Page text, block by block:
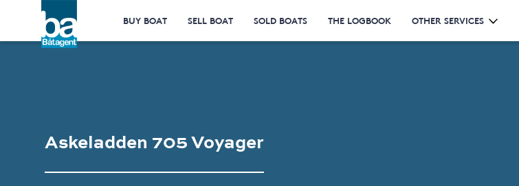
BUY BOAT SELL BOAT SOLD BOATS THE LOGBOOK OTHER SERVICES
Askeladden 705 Voyager